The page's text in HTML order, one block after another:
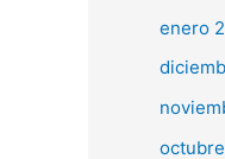
enero